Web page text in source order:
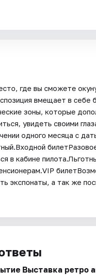
где вы сможете
вмещает в себе
зоны, которые
увидеть своими
одного месяца с
в кабине
экспонаты, а так же
Выставка ретро